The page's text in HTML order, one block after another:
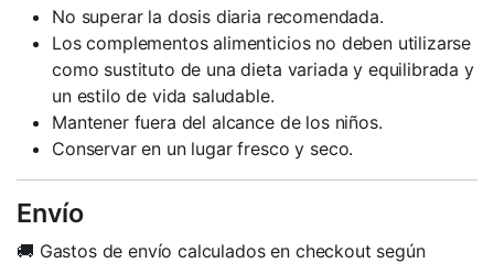
No superar la dosis diaria recomendada.
Los complementos alimenticios no deben utilizarse
como sustituto de una dieta variada y equilibrada y
un estilo de vida saludable.
Mantener fuera del alcance de los niños.
Conservar en un lugar fresco y seco.
Envío
🚚 Gastos de envío calculados en checkout según